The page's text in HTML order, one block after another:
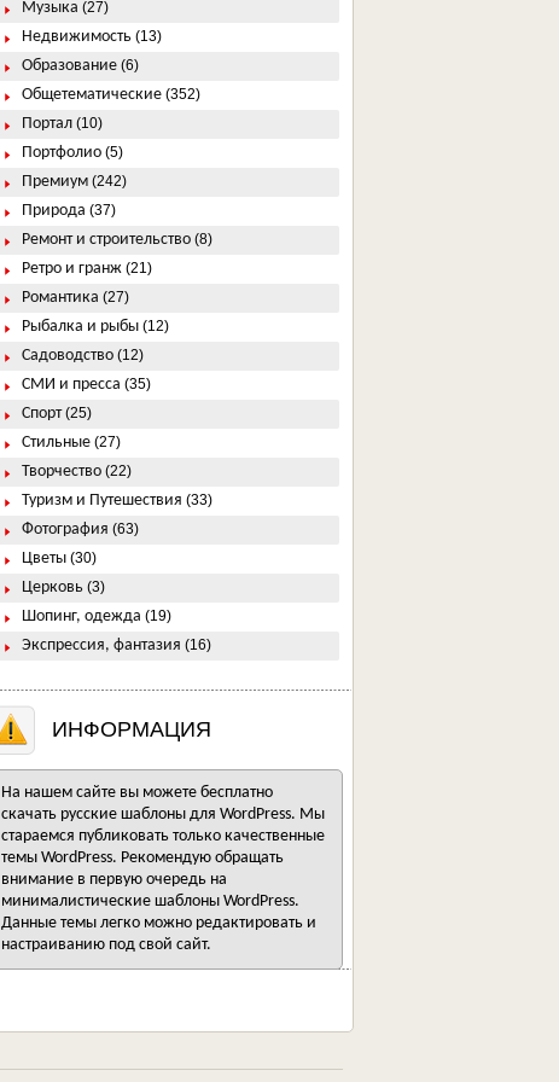
Музыка (27)
Недвижимость (13)
Образование (6)
Общетематические (352)
Портал (10)
Портфолио (5)
Премиум (242)
Природа (37)
Ремонт и строительство (8)
Ретро и гранж (21)
Романтика (27)
Рыбалка и рыбы (12)
Садоводство (12)
СМИ и пресса (35)
Спорт(25)
Стильные (27)
Творчество (22)
Туризм и Путешествия (33)
Фотография (63)
Цветы (30)
Церковь (3)
Шопинг, одежда (19)
Экспрессия, фантазия (16)
ИНФОРМАЦИЯ
На нашем сайте вы можете бесплатно
скачать русские шаблоны для WordPress. Мы
стараемся публиковать только качественные
темы WordPress. Рекомендую обращать
внимание в первую очередь на
минималистические шаблоны WordPress.
Данные темы легко можно редактировать и
настраиванию под свой сайт.